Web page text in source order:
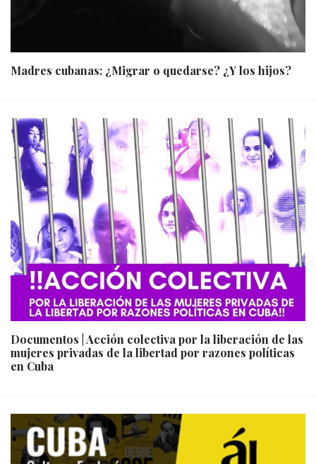
Madres cubanas: ¿Migrar o quedarse? ¿Y los hijos?
Documentos | Acción colectiva por la liberación de las
mujeres privadas de la libertad por razones políticas
en Cuba